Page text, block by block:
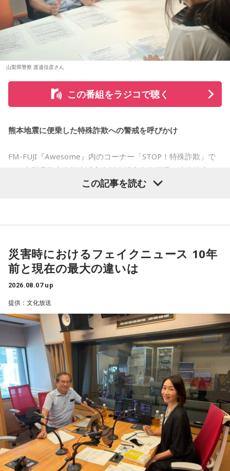
山梨県警察 渡邉佳彦さん
この番組をラジコで聴く
熊本地震に便乗した特殊詐欺への警戒を呼びかけ
FM-FUJI『Awesome』内のコーナー「STOP！特殊詐欺」で
は、山梨県警察本部生活安全部生活安全企画課の渡邉佳彦さ
んを迎え、熊本地震の発生に便乗した悪質な犯罪への注意を
増えるおそれがあることが紹介されました。
渡邉さんは、災害時には被災した住宅を訪問し、家屋修繕や
必要物品の販売を装って高額な契約を迫る悪質商法が発生す
る可能性があると説明しました。
さらに、被災者以外を狙う犯罪として、公的機関や災害支援
団体を装い、義援金や寄付金を名目に現金や電子マネーをだ
まし取る詐欺にも注意が必要と呼びかけました。
過去には、自宅を訪れて義援金を集める手口や、自治体職員
を名乗る電話による詐欺も確認されていることから、支援先
が信頼できる団体であるか十分確認することが重要です。
善意につけ込む手口に冷静な対応を
この記事を読む
災害時におけるフェイクニュース 10年
前と現在の最大の違いは
2026.08.07 up
提供：文化放送